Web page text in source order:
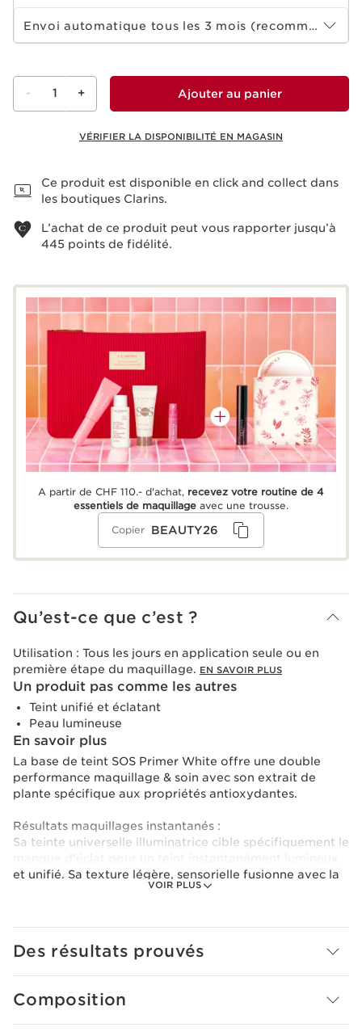
Sélectionnez la durée de l'abonnement
Envoi automatique tous les 3 mois (recommandé)
- 1 + Ajouter au panier
VÉRIFIER LA DISPONIBILITÉ EN MAGASIN
Ce produit est disponible en click and collect dans
les boutiques Clarins.
L’achat de ce produit peut vous rapporter jusqu’à
445 points de fidélité.
A partir de CHF 110.- d'achat, recevez votre routine de 4
essentiels de maquillage avec une trousse.
Copier BEAUTY26
Qu’est-ce que c’est ?
VOIR PLUS
Utilisation : Tous les jours en application seule ou en
première étape du maquillage. EN SAVOIR PLUS
Un produit pas comme les autres
Teint unifié et éclatant
Peau lumineuse
En savoir plus
La base de teint SOS Primer White offre une double
performance maquillage & soin avec son extrait de
plante spécifique aux propriétés antioxydantes.
Résultats maquillages instantanés :
Sa teinte universelle illuminatrice cible spécifiquement le
et unifié. Sa texture légère, sensorielle fusionne avec la
peau pour faciliter l'application du maquillage et
La formule du SOS Primer White est composée à 95%
kalanchoé officinal bio. L'éclat de la peau est renforcé,
Des résultats prouvés
Composition